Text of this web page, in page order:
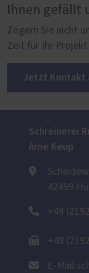
Ihnen gefällt
Zögern Sie nicht
Zeit für Ihr Projekt
Jetzt Kontakt
Schreinerei
Arne Keup
42499
+49
+49
E-Mail